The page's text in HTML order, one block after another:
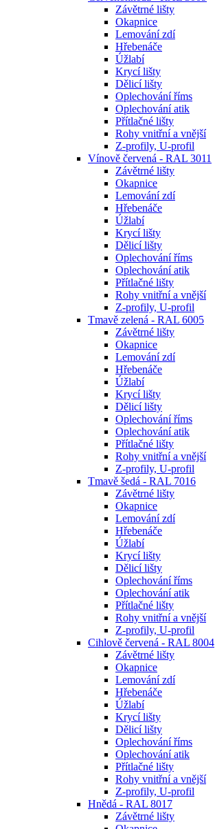
Závětrné lišty
Okapnice
Lemování zdí
Hřebenáče
Úžlabí
Krycí lišty
Dělicí lišty
Oplechování říms
Oplechování atik
Přítlačné lišty
Rohy vnitřní a vnější
Z-profily, U-profil
Vínově červená - RAL 3011
Závětrné lišty
Okapnice
Lemování zdí
Hřebenáče
Úžlabí
Krycí lišty
Dělicí lišty
Oplechování říms
Oplechování atik
Přítlačné lišty
Rohy vnitřní a vnější
Z-profily, U-profil
Tmavě zelená - RAL 6005
Závětrné lišty
Okapnice
Lemování zdí
Hřebenáče
Úžlabí
Krycí lišty
Dělicí lišty
Oplechování říms
Oplechování atik
Přítlačné lišty
Rohy vnitřní a vnější
Z-profily, U-profil
Tmavě šedá - RAL 7016
Závětrné lišty
Okapnice
Lemování zdí
Hřebenáče
Úžlabí
Krycí lišty
Dělicí lišty
Oplechování říms
Oplechování atik
Přítlačné lišty
Rohy vnitřní a vnější
Z-profily, U-profil
Cihlově červená - RAL 8004
Závětrné lišty
Okapnice
Lemování zdí
Hřebenáče
Úžlabí
Krycí lišty
Dělicí lišty
Oplechování říms
Oplechování atik
Přítlačné lišty
Rohy vnitřní a vnější
Z-profily, U-profil
Hnědá - RAL 8017
Závětrné lišty